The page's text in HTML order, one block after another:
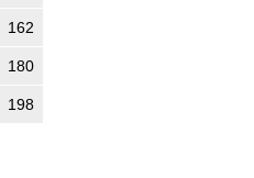
162
180
198